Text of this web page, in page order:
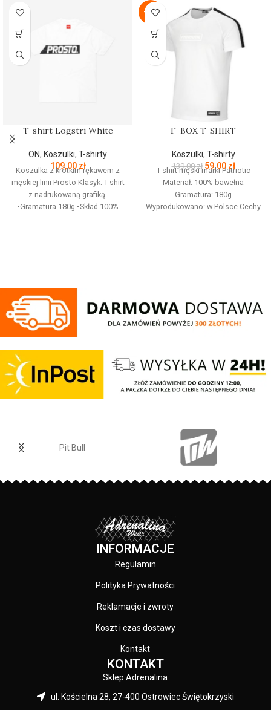
T-shirt Logstri White
ON, Koszulki, T-shirty
109,00 zł
Koszulka z krótkim rękawem z
męskiej linii Prosto Klasyk. T-shirt
z nadrukowaną grafiką.
•Gramatura 180g •Skład 100%
-58%
F-BOX T-SHIRT
Koszulki, T-shirty
139,00zł 59,00 zł
T-shirt męski marki Patriotic
Materiał: 100% bawełna
Gramatura: 180g
Wyprodukowano: w Polsce Cechy
z wysokiej jakości dzianiny,
zwieńczony unikalnymi metkami
sygnowanymi logo brandu.
Pit Bull
INFORMACJE
Regulamin
Polityka Prywatności
Reklamacje i zwroty
Koszt i czas dostawy
Kontakt
KONTAKT
Sklep Adrenalina
ul. Kościelna 28, 27-400 Ostrowiec Świętokrzyski